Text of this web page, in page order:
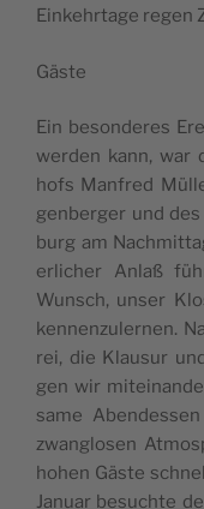
Ein­ke­hr­ta­ge regen
Gäs­te
Ein beson­de­res
wer­den kann, war
hofs Man­fred
gen­ber­ger und
burg am
er­lic­her Anlaß
Wun­sch, unser
ken­nen­zu­ler­nen.
rei, die Kla­u­sur
gen wir
sa­me
zwan­glo­sen
hohen Gäs­te
Janu­ar besuc­hte